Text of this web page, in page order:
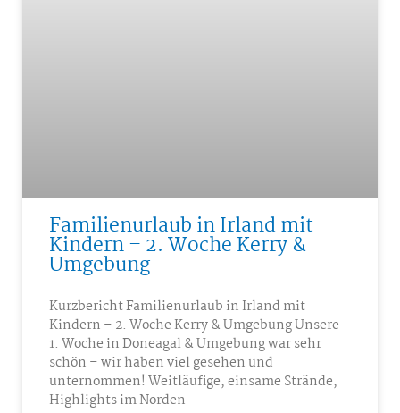
Familienurlaub in Irland mit
Kindern – 2. Woche Kerry &
Umgebung
Kurzbericht Familienurlaub in Irland mit
Kindern – 2. Woche Kerry & Umgebung Unsere
1. Woche in Doneagal & Umgebung war sehr
schön – wir haben viel gesehen und
unternommen! Weitläufige, einsame Strände,
Highlights im Norden